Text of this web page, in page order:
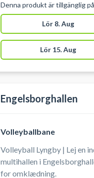
hygge. Du booker for min. 2 personer og max 16 personer
pr. bane. Der kan bookes
hinanden.
Denna produkt är tillgänglig
Lör 8. Aug
Lör 15. Aug
Engelsborghallen
Volleyballbane
Volleyball Lyngby | Lej en
multihallen i
for omklædning.